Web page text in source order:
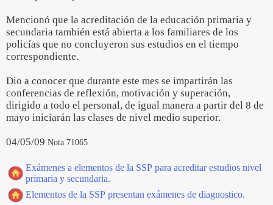
Mencionó que la acreditación de la educación primaria y
secundaria también está abierta a los familiares de los
policías que no concluyeron sus estudios en el tiempo
correspondiente.
Dio a conocer que durante este mes se impartirán las
conferencias de reflexión, motivación y superación,
dirigido a todo el personal, de igual manera a partir del 8 de
mayo iniciarán las clases de nivel medio superior.
04/05/09 Nota 71065
Exámenes a elementos de la SSP para acreditar estudios nivel
primaria y secundaria.
Elementos de la SSP presentan exámenes de diagnostico.